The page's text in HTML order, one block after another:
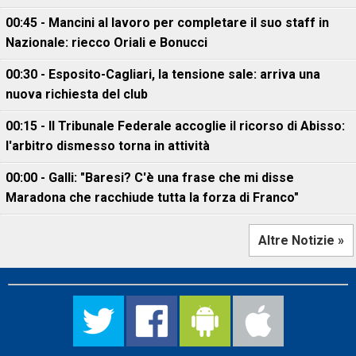
00:45 - Mancini al lavoro per completare il suo staff in
Nazionale: riecco Oriali e Bonucci
00:30 - Esposito-Cagliari, la tensione sale: arriva una
nuova richiesta del club
00:15 - Il Tribunale Federale accoglie il ricorso di Abisso:
l'arbitro dismesso torna in attività
00:00 - Galli: "Baresi? C'è una frase che mi disse
Maradona che racchiude tutta la forza di Franco"
Altre Notizie »